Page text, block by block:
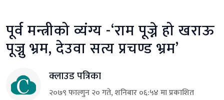
पूर्व मन्त्रीको व्यंग्य -‘राम पूज्ने हो खराऊ
पूज्नु भ्रम, देउवा सत्य प्रचण्ड भ्रम’
क्लाउड पत्रिका
२०७९ फाल्गुन २० गते, शनिबार ०६:५४ मा प्रकाशित